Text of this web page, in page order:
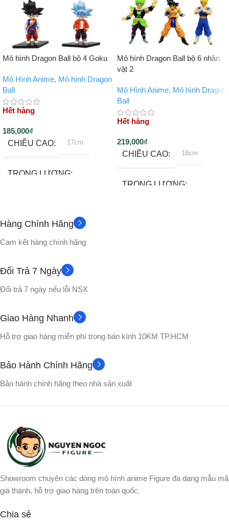
Mô hình Dragon Ball bộ 4 Goku
Mô Hình Anime, Mô hình Dragon
Ball
Hết hàng
185,000₫
CHIỀU CAO
17cm
TRỌNG LƯỢNG
PHỤ KIỆN Đế
Nhựa PVC cao cấp
VỎ HỘP Hộp màu
NHÂN VẬT Songoku
Mô hình Dragon Ball bộ 6 nhân
vật 2
Mô Hình Anime, Mô hình Dragon
Ball
Hết hàng
219,000₫
CHIỀU CAO
18cm
TRỌNG LƯỢNG
Broly
Hàng Chính Hãng
Cam kết hàng chính hãng
Đổi Trả 7 Ngày
Đổi trả 7 ngày nếu lỗi NSX
Giao Hàng Nhanh
Hỗ trợ giao hàng miễn phí trong bán kính 10KM TP.HCM
Bảo Hành Chính Hãng
Bảo hành chính hãng theo nhà sản xuất
Showroom chuyên các dòng mô hình anime Figure đa dạng mẫu mã
giá thành, hỗ trợ giao hàng trên toàn quốc.
Chia sẻ